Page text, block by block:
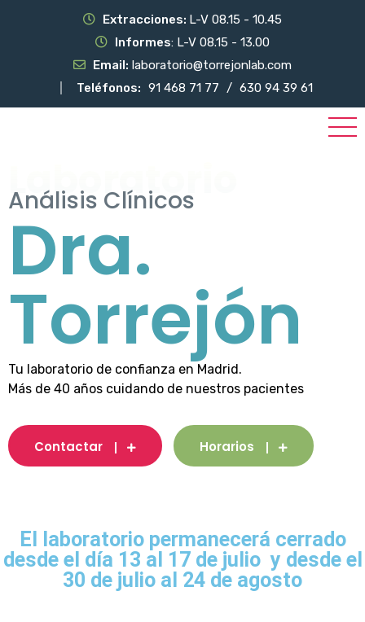
Extracciones: L-V 08.15 - 10.45
Informes: L-V 08.15 - 13.00
Email: laboratorio@torrejonlab.com
Teléfonos: 91 468 71 77 / 630 94 39 61
Laboratorio
Análisis Clínicos
Dra.
Torrejón
Tu laboratorio de confianza en Madrid.
Más de 40 años cuidando de nuestros pacientes
Contactar Horarios
El laboratorio permanecerá cerrado
desde el día 13 al 17 de julio y desde el
30 de julio al 24 de agosto